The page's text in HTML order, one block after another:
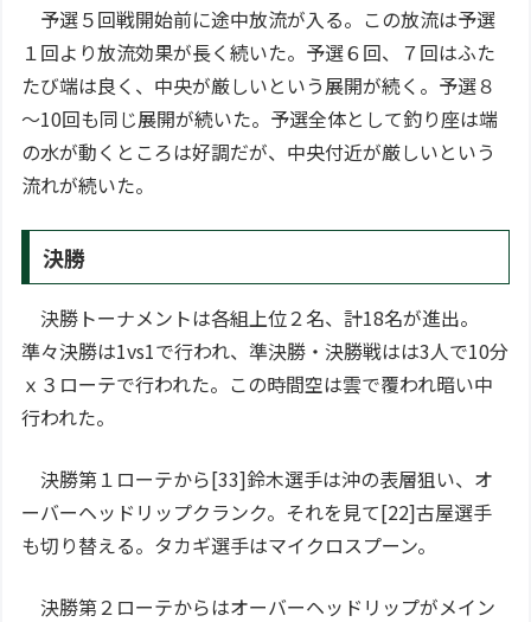
予選５回戦開始前に途中放流が入る。この放流は予選
１回より放流効果が長く続いた。予選６回、７回はふた
たび端は良く、中央が厳しいという展開が続く。予選８
～10回も同じ展開が続いた。予選全体として釣り座は端
の水が動くところは好調だが、中央付近が厳しいという
流れが続いた。
決勝
決勝トーナメントは各組上位２名、計18名が進出。
準々決勝は1vs1で行われ、準決勝・決勝戦はは3人で10分
ｘ３ローテで行われた。この時間空は雲で覆われ暗い中
行われた。
決勝第１ローテから[33]鈴木選手は沖の表層狙い、オ
ーバーヘッドリップクランク。それを見て[22]古屋選手
も切り替える。タカギ選手はマイクロスプーン。
決勝第２ローテからはオーバーヘッドリップがメイン